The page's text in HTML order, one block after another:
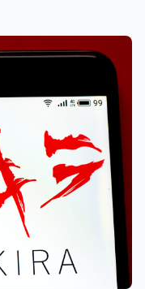
emailben